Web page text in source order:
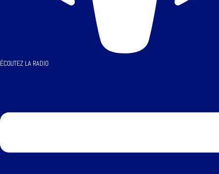
ÉCOUTEZ LA RADIO